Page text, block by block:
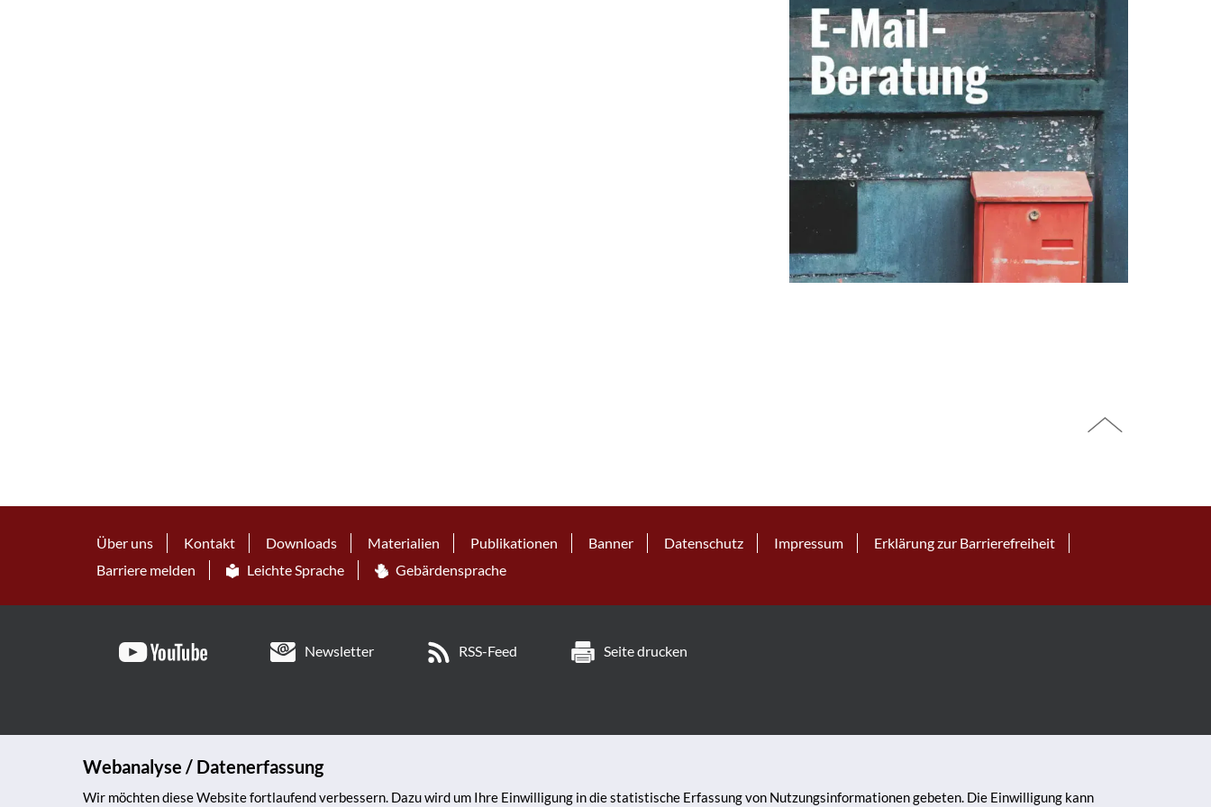
Über uns Kontakt Downloads Materialien Publikationen Banner Datenschutz Impressum
Erklärung zur Barrierefreiheit
Barriere melden
Leichte Sprache Gebärdensprache
Newsletter RSS-Feed Seite drucken
Webanalyse / Datenerfassung
Wir möchten diese Website fortlaufend verbessern. Dazu wird um Ihre Einwilligung in die statistische Erfassung von Nutzungsinformationen gebeten. Die Einwilligung kann